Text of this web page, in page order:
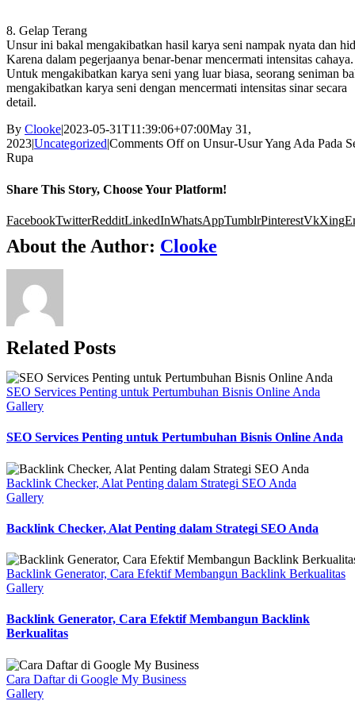
8. Gelap Terang
Unsur ini bakal mengakibatkan hasil karya seni nampak nyata dan
Karena dalam pegerjaanya benar-benar mencermati intensitas cahaya.
Untuk mengakibatkan karya seni yang luar biasa, seorang seniman
mengakibatkan karya seni dengan mencermati intensitas sinar secara
detail.
By Clooke|2023-05-31T11:39:06+07:00May 31,
2023|Uncategorized|Comments Offon Unsur-Usur Yang Ada Pada
Rupa
Share This Story, Choose Your Platform!
FacebookTwitterRedditLinkedInWhatsAppTumblrPinterestVkXing
About the Author: Clooke
Related Posts
SEO Services Penting untuk Pertumbuhan Bisnis Online Anda
Gallery
SEO Services Penting untuk Pertumbuhan Bisnis Online Anda
Backlink Checker, Alat Penting dalam Strategi SEO Anda
Gallery
Backlink Checker, Alat Penting dalam Strategi SEO Anda
Backlink Generator, Cara Efektif Membangun Backlink Berkualitas
Gallery
Backlink Generator, Cara Efektif Membangun Backlink
Berkualitas
Cara Daftar di Google My Business
Gallery